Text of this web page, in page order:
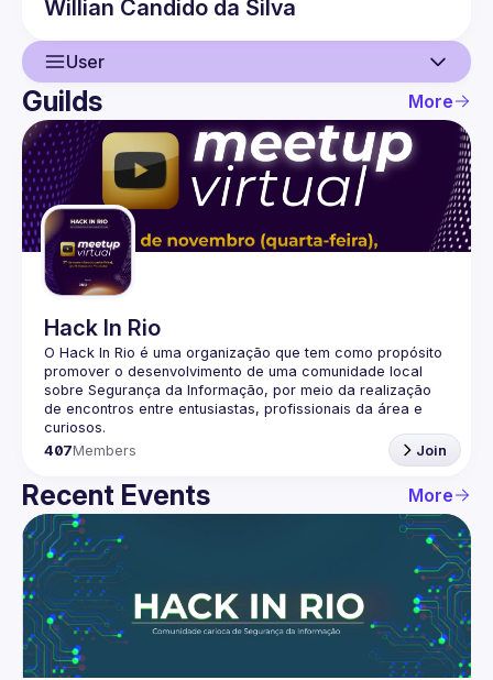
Willian Candido da Silva
User
User
Events
Guilds
Guilds More
Hack In Rio
O Hack In Rio é uma organização que tem como propósito
promover o desenvolvimento de uma comunidade local
sobre Segurança da Informação, por meio da realização
de encontros entre entusiastas, profissionais da área e
407Members Join
Recent Events More